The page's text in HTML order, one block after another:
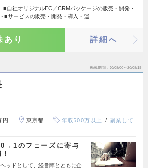
■自社オリジナルEC／CRMパッケージの販売・開発・
■サービスの販売・開発・導入・運…
あり 詳細へ
掲載期間 26/08/06～26/08/19
円 東京都 年収600万以上
副業して
のフェーズに寄与
ヘッドとして、経営陣とともに企